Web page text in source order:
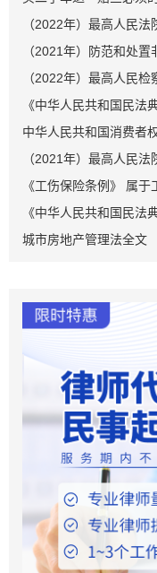
（2022年）最高人民
（2021年）防范和处置
《中华人民共和国民法
中华人民共和国消费者
《工伤保险条例》 属于
《中华人民共和国民法
城市房地产管理法全文